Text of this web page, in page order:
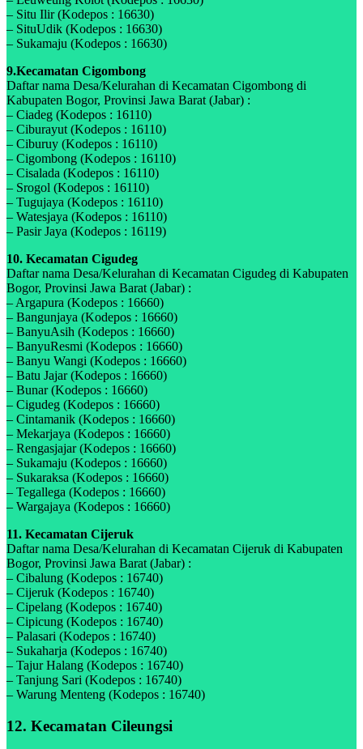
– Situ Ilir (Kodepos : 16630)
– SituUdik (Kodepos : 16630)
– Sukamaju (Kodepos : 16630)
9.Kecamatan Cigombong
Daftar nama Desa/Kelurahan di Kecamatan Cigombong di
Kabupaten Bogor, Provinsi Jawa Barat (Jabar) :
– Ciadeg (Kodepos : 16110)
– Ciburayut (Kodepos : 16110)
– Ciburuy (Kodepos : 16110)
– Cigombong (Kodepos : 16110)
– Cisalada (Kodepos : 16110)
– Srogol (Kodepos : 16110)
– Tugujaya (Kodepos : 16110)
– Watesjaya (Kodepos : 16110)
– Pasir Jaya (Kodepos : 16119)
10. Kecamatan Cigudeg
Daftar nama Desa/Kelurahan di Kecamatan Cigudeg di Kabupaten
Bogor, Provinsi Jawa Barat (Jabar) :
– Argapura (Kodepos : 16660)
– Bangunjaya (Kodepos : 16660)
– BanyuAsih (Kodepos : 16660)
– BanyuResmi (Kodepos : 16660)
– Banyu Wangi (Kodepos : 16660)
– Batu Jajar (Kodepos : 16660)
– Bunar (Kodepos : 16660)
– Cigudeg (Kodepos : 16660)
– Cintamanik (Kodepos : 16660)
– Mekarjaya (Kodepos : 16660)
– Rengasjajar (Kodepos : 16660)
– Sukamaju (Kodepos : 16660)
– Sukaraksa (Kodepos : 16660)
– Tegallega (Kodepos : 16660)
– Wargajaya (Kodepos : 16660)
11. Kecamatan Cijeruk
Daftar nama Desa/Kelurahan di Kecamatan Cijeruk di Kabupaten
Bogor, Provinsi Jawa Barat (Jabar) :
– Cibalung (Kodepos : 16740)
– Cijeruk (Kodepos : 16740)
– Cipelang (Kodepos : 16740)
– Cipicung (Kodepos : 16740)
– Palasari (Kodepos : 16740)
– Sukaharja (Kodepos : 16740)
– Tajur Halang (Kodepos : 16740)
– Tanjung Sari (Kodepos : 16740)
– Warung Menteng (Kodepos : 16740)
12. Kecamatan Cileungsi